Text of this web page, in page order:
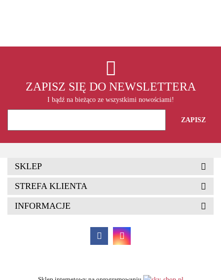
ZAPISZ SIĘ DO NEWSLETTERA
I bądź na bieżąco ze wszystkimi nowościami!
SKLEP
STREFA KLIENTA
INFORMACJE